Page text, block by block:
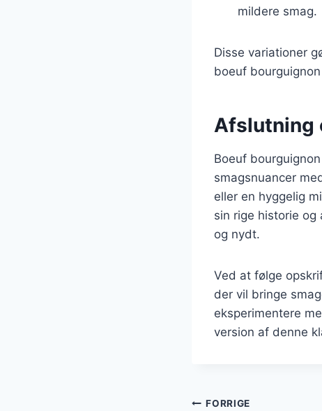
mildere smag.
Disse variationer
boeuf
Afslutning
Boeuf
smagsnuancer
eller en hyggelig
sin rige historie
og nydt.
Ved at følge
der vil bringe
eksperimentere
version af denne
FORRIGE